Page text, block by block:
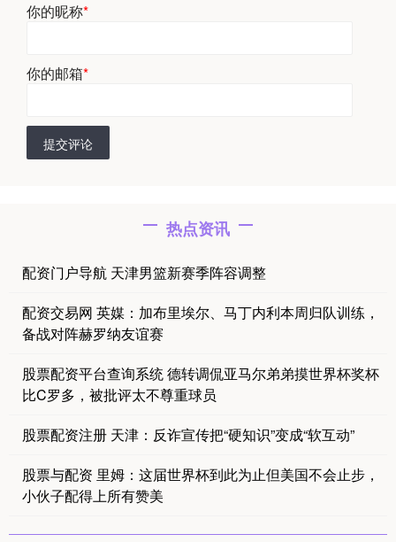
你的昵称*
你的邮箱*
提交评论
热点资讯
配资门户导航 天津男篮新赛季阵容调整
配资交易网 英媒：加布里埃尔、马丁内利本周归队训练，
备战对阵赫罗纳友谊赛
股票配资平台查询系统 德转调侃亚马尔弟弟摸世界杯奖杯
比C罗多，被批评太不尊重球员
股票配资注册 天津：反诈宣传把“硬知识”变成“软互动”
股票与配资 里姆：这届世界杯到此为止但美国不会止步，
小伙子配得上所有赞美